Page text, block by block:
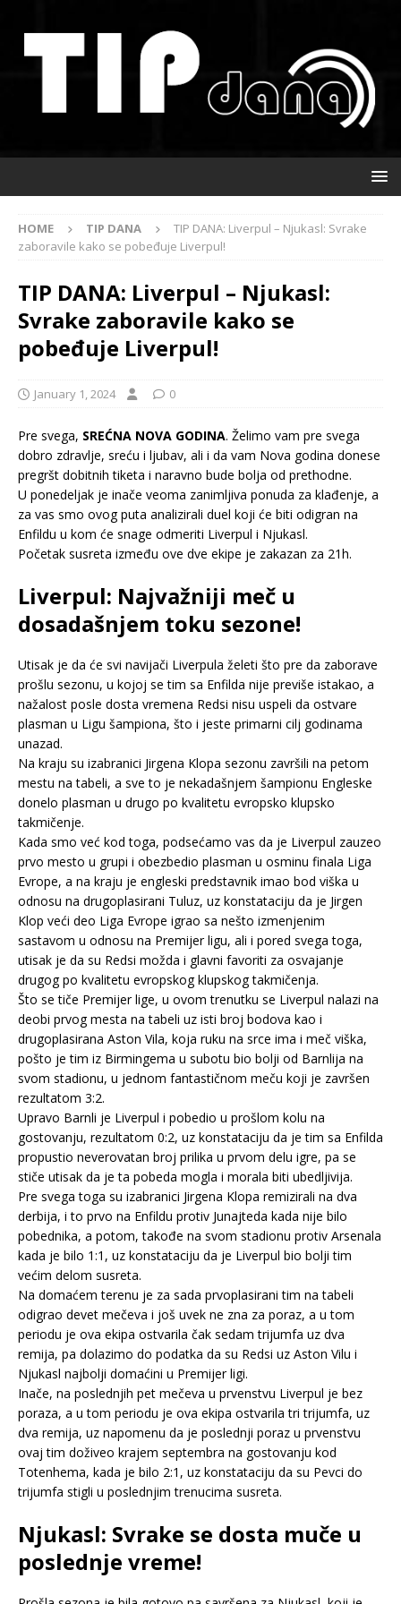
HOME TIP DANA
TIP DANA: Liverpul – Njukasl: Svrake
zaboravile kako se pobeđuje Liverpul!
TIP DANA: Liverpul – Njukasl:
Svrake zaboravile kako se
pobeđuje Liverpul!
January 1, 2024 0
Pre svega, SREĆNA NOVA GODINA. Želimo vam pre svega
dobro zdravlje, sreću i ljubav, ali i da vam Nova godina donese
pregršt dobitnih tiketa i naravno bude bolja od prethodne.
U ponedeljak je inače veoma zanimljiva ponuda za klađenje, a
za vas smo ovog puta analizirali duel koji će biti odigran na
Enfildu u kom će snage odmeriti Liverpul i Njukasl.
Početak susreta između ove dve ekipe je zakazan za 21h.
Liverpul: Najvažniji meč u
dosadašnjem toku sezone!
Utisak je da će svi navijači Liverpula želeti što pre da zaborave
prošlu sezonu, u kojoj se tim sa Enfilda nije previše istakao, a
nažalost posle dosta vremena Redsi nisu uspeli da ostvare
plasman u Ligu šampiona, što i jeste primarni cilj godinama
unazad.
Na kraju su izabranici Jirgena Klopa sezonu završili na petom
mestu na tabeli, a sve to je nekadašnjem šampionu Engleske
donelo plasman u drugo po kvalitetu evropsko klupsko
takmičenje.
Kada smo već kod toga, podsećamo vas da je Liverpul zauzeo
prvo mesto u grupi i obezbedio plasman u osminu finala Liga
Evrope, a na kraju je engleski predstavnik imao bod viška u
odnosu na drugoplasirani Tuluz, uz konstataciju da je Jirgen
Klop veći deo Liga Evrope igrao sa nešto izmenjenim
sastavom u odnosu na Premijer ligu, ali i pored svega toga,
utisak je da su Redsi možda i glavni favoriti za osvajanje
drugog po kvalitetu evropskog klupskog takmičenja.
Što se tiče Premijer lige, u ovom trenutku se Liverpul nalazi na
deobi prvog mesta na tabeli uz isti broj bodova kao i
drugoplasirana Aston Vila, koja ruku na srce ima i meč viška,
pošto je tim iz Birmingema u subotu bio bolji od Barnlija na
svom stadionu, u jednom fantastičnom meču koji je završen
rezultatom 3:2.
Upravo Barnli je Liverpul i pobedio u prošlom kolu na
gostovanju, rezultatom 0:2, uz konstataciju da je tim sa Enfilda
propustio neverovatan broj prilika u prvom delu igre, pa se
stiče utisak da je ta pobeda mogla i morala biti ubedljivija.
Pre svega toga su izabranici Jirgena Klopa remizirali na dva
derbija, i to prvo na Enfildu protiv Junajteda kada nije bilo
pobednika, a potom, takođe na svom stadionu protiv Arsenala
kada je bilo 1:1, uz konstataciju da je Liverpul bio bolji tim
većim delom susreta.
Na domaćem terenu je za sada prvoplasirani tim na tabeli
odigrao devet mečeva i još uvek ne zna za poraz, a u tom
periodu je ova ekipa ostvarila čak sedam trijumfa uz dva
remija, pa dolazimo do podatka da su Redsi uz Aston Vilu i
Njukasl najbolji domaćini u Premijer ligi.
Inače, na poslednjih pet mečeva u prvenstvu Liverpul je bez
poraza, a u tom periodu je ova ekipa ostvarila tri trijumfa, uz
dva remija, uz napomenu da je poslednji poraz u prvenstvu
ovaj tim doživeo krajem septembra na gostovanju kod
Totenhema, kada je bilo 2:1, uz konstataciju da su Pevci do
trijumfa stigli u poslednjim trenucima susreta.
Njukasl: Svrake se dosta muče u
poslednje vreme!